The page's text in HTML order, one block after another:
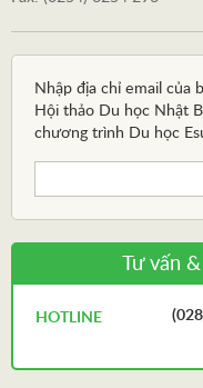
Nhập địa chỉ email của
Hội thảo Du học Nhật
chương trình Du học
Tư vấn
HOTLINE